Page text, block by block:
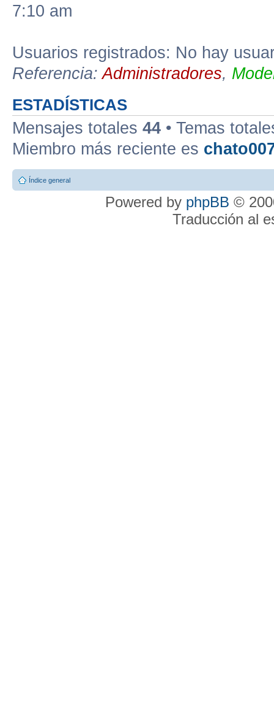
7:10 am
Usuarios registrados: No hay
Referencia:Administradores,
ESTADÍSTICAS
Mensajes totales 44 • Temas
Miembro más reciente es
Índice general
Powered by phpBB ©
Traducción al